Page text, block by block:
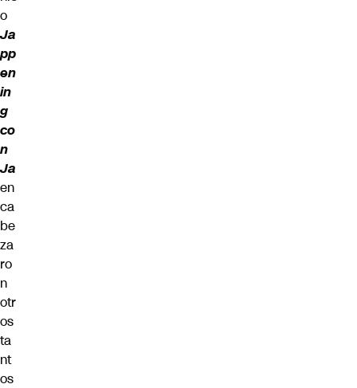
o
Ja
pp
en
in
g
co
n
Ja
en
ca
be
za
ro
n
otr
os
ta
nt
os